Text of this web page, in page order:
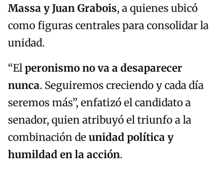
Massa y Juan Grabois, a quienes ubicó
como figuras centrales para consolidar la
unidad.
“Elperonismo no va a desaparecer
nunca. Seguiremos creciendo y cada día
seremos más”, enfatizó el candidato a
senador, quien atribuyó el triunfo a la
combinación deunidad política y
humildad en la acción.